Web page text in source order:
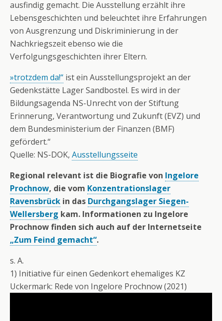
ausfindig gemacht. Die Ausstellung erzählt ihre
Lebensgeschichten und beleuchtet ihre Erfahrungen
von Ausgrenzung und Diskriminierung in der
Nachkriegszeit ebenso wie die
Verfolgungsgeschichten ihrer Eltern.
»trotzdem da!“ ist ein Ausstellungsprojekt an der
Gedenkstätte Lager Sandbostel. Es wird in der
Bildungsagenda NS-Unrecht von der Stiftung
Erinnerung, Verantwortung und Zukunft (EVZ) und
dem Bundesministerium der Finanzen (BMF)
gefördert.“
Quelle: NS-DOK, Ausstellungsseite
Regional relevant ist die Biografie von Ingelore
Prochnow, die vom Konzentrationslager
Ravensbrück in das Durchgangslager Siegen-
Wellersberg kam. Informationen zu Ingelore
Prochnow finden sich auch auf der Internetseite
„Zum Feind gemacht“.
s. A.
1) Initiative für einen Gedenkort ehemaliges KZ
Uckermark: Rede von Ingelore Prochnow (2021)